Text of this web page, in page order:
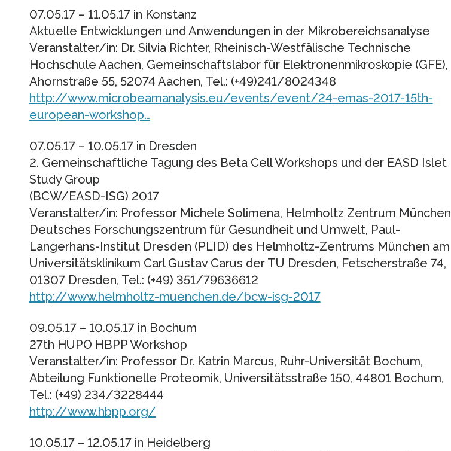
07.05.17 – 11.05.17 in Konstanz
Aktuelle Entwicklungen und Anwendungen in der Mikrobereichsanalyse
Veranstalter/in: Dr. Silvia Richter, Rheinisch-Westfälische Technische
Hochschule Aachen, Gemeinschaftslabor für Elektronenmikroskopie (GFE),
Ahornstraße 55, 52074 Aachen, Tel.: (+49)241/8024348
http://www.microbeamanalysis.eu/events/event/24-emas-2017-15th-
european-workshop…
07.05.17 – 10.05.17 in Dresden
2. Gemeinschaftliche Tagung des Beta Cell Workshops und der EASD Islet
Study Group
(BCW/EASD-ISG) 2017
Veranstalter/in: Professor Michele Solimena, Helmholtz Zentrum München
Deutsches Forschungszentrum für Gesundheit und Umwelt, Paul-
Langerhans-Institut Dresden (PLID) des Helmholtz-Zentrums München am
Universitätsklinikum Carl Gustav Carus der TU Dresden, Fetscherstraße 74,
01307 Dresden, Tel.: (+49) 351/79636612
http://www.helmholtz-muenchen.de/bcw-isg-2017
09.05.17 – 10.05.17 in Bochum
27th HUPO HBPP Workshop
Veranstalter/in: Professor Dr. Katrin Marcus, Ruhr-Universität Bochum,
Abteilung Funktionelle Proteomik, Universitätsstraße 150, 44801 Bochum,
Tel.: (+49) 234/3228444
http://www.hbpp.org/
10.05.17 – 12.05.17 in Heidelberg